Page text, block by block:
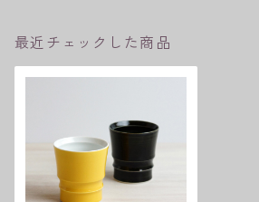
最近チェックした商品